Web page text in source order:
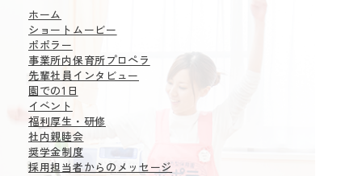
ホーム
ショートムービー
ポポラー
事業所内保育所プロペラ
先輩社員インタビュー
園での1日
イベント
福利厚生・研修
社内親睦会
奨学金制度
採用担当者からのメッセージ